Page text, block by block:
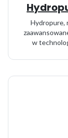
Hydropure,
w